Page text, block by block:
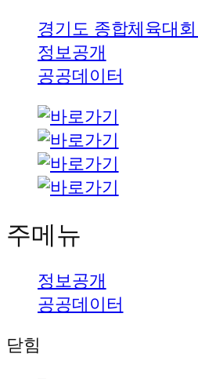
경기도 종합체육대
정보공개
공공데이터
주메뉴
정보공개
공공데이터
닫힘